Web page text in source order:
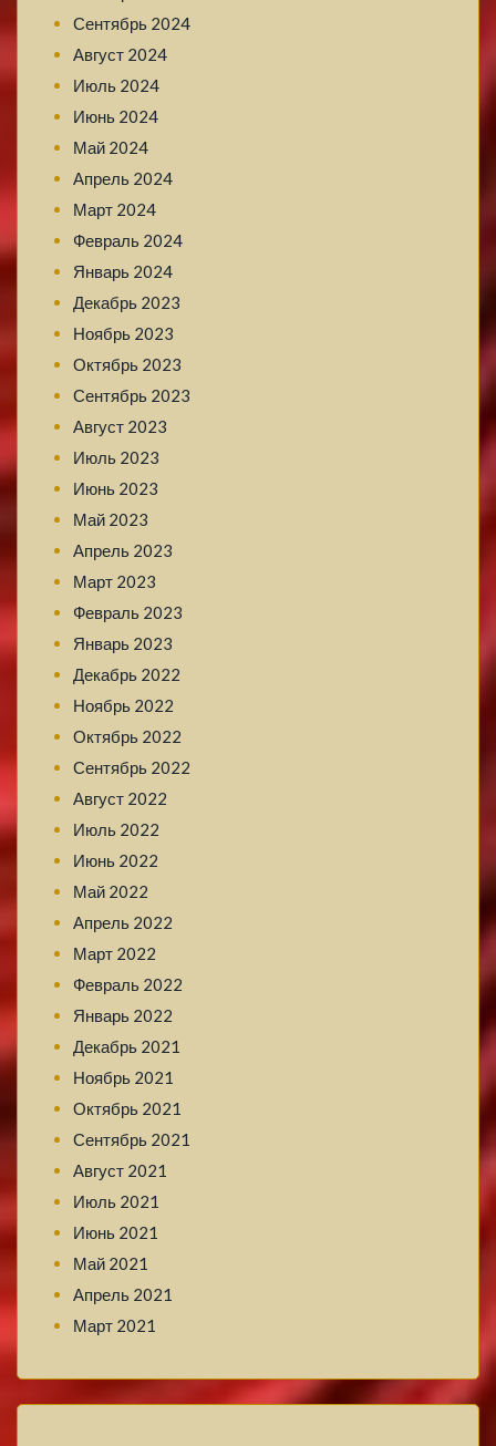
Сентябрь 2024
Август 2024
Июль 2024
Июнь 2024
Май 2024
Апрель 2024
Март 2024
Февраль 2024
Январь 2024
Декабрь 2023
Ноябрь 2023
Октябрь 2023
Сентябрь 2023
Август 2023
Июль 2023
Июнь 2023
Май 2023
Апрель 2023
Март 2023
Февраль 2023
Январь 2023
Декабрь 2022
Ноябрь 2022
Октябрь 2022
Сентябрь 2022
Август 2022
Июль 2022
Июнь 2022
Май 2022
Апрель 2022
Март 2022
Февраль 2022
Январь 2022
Декабрь 2021
Ноябрь 2021
Октябрь 2021
Сентябрь 2021
Август 2021
Июль 2021
Июнь 2021
Май 2021
Апрель 2021
Март 2021